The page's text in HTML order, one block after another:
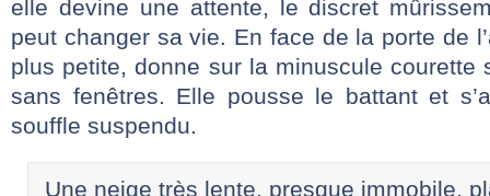
elle devine une attente, le discret
peut changer sa vie. En face de la porte de
plus petite, donne sur la minuscule courette
sans fenêtres. Elle pousse le battant et
souffle suspendu.
Une neige très lente, presque immobile,